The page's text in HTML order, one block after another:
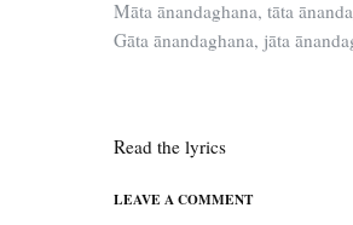
Māta ānandaghana, tāta
Gāta ānandaghana, jāta
Read the lyrics
LEAVE A COMMENT